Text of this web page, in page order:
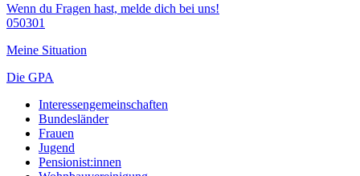
Wenn du Fragen hast, melde dich bei uns!
050301
Meine Situation
Die GPA
Interessengemeinschaften
Bundesländer
Frauen
Jugend
Pensionist:innen